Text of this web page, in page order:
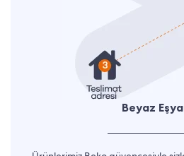
Beyaz